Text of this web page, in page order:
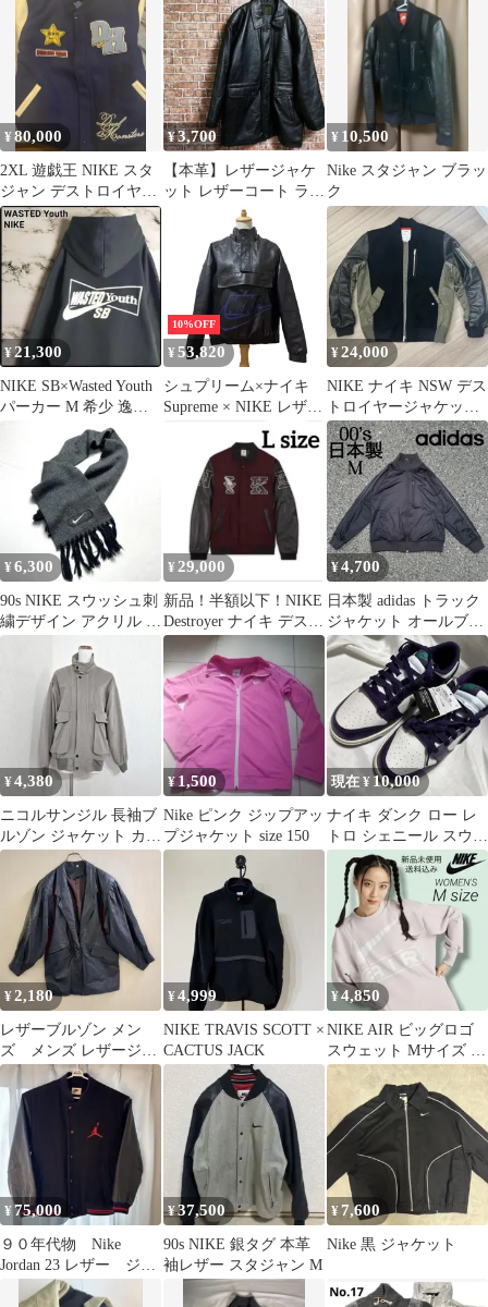
トフォーム サイズ22.5
ホワイト系 レディース
E 【1508250014390】
¥80,000
2XL 遊戯王 NIKE スタ
ジャン デストロイヤー
ジャケット
¥3,700
【本革】レザージャケ
ット レザーコート ライ
ダース ラムレザー ジッ
¥ 10,500
Nike スタジャン ブラッ
ク
¥21,300
NIKE SB×Wasted Youth
パーカー M 希少 逸品
10%OFF
¥ 53,820
シュプリーム×ナイキ
Supreme × NIKE レザー
アノラック ジャケット
黒 #S 19AW コラボ
¥24,000
NIKE ナイキ NSW デス
トロイヤージャケット
レザーブルゾン
¥6,300
90s NIKE スウッシュ刺
繍デザイン アクリル マ
フラー
¥ 29,000
新品！半額以下！NIKE
Destroyer ナイキ デスト
ロイヤー スタジャン
¥4,700
日本製 adidas トラック
ジャケット オールブラ
ック 短丈 レザー 万国
旗
¥4,380
ニコルサンジル 長袖ブ
ルゾン ジャケット カー
キ系 メンズ M
¥ 1,500
Nike ピンク ジップアッ
プジャケット size 150
現在 ¥ 10,000
ナイキ ダンク ロー レ
トロ シェニール スウッ
シュ グランド スニーカ
¥2,180
レザーブルゾン メン
ズ メンズ レザージャ
ケット 秋冬
¥4,999
NIKE TRAVIS SCOTT ×
CACTUS JACK
¥4,850
NIKE AIR ビッグロゴ
スウェット Mサイズ 新
品未使用
¥75,000
９０年代物 Nike
Jordan 23 レザー ジャ
ケット サイズ 105
¥37,500
90s NIKE 銀タグ 本革
袖レザー スタジャン M
¥7,600
Nike 黒 ジャケット